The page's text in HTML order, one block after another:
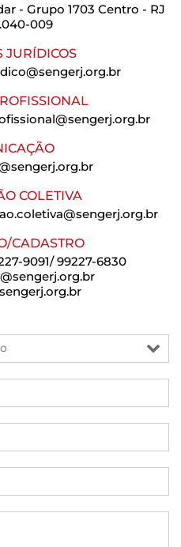
- Grupo 1703 Centro - RJ
009
JURÍDICOS
COLETIVA
CADASTRO
9091/ 99227-6830